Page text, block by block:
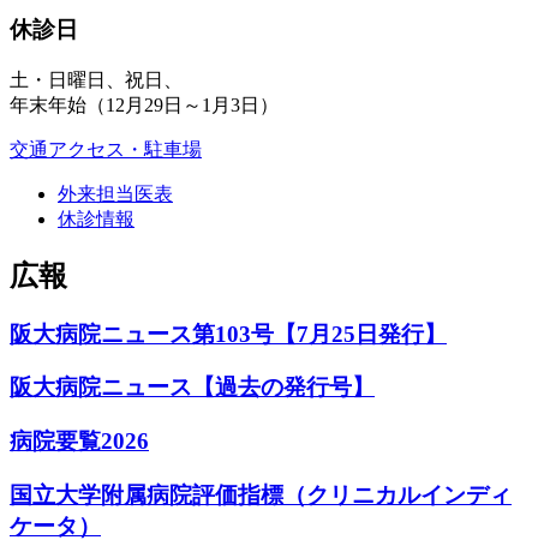
休診日
土・日曜日、祝日、
年末年始（12月29日～1月3日）
交通アクセス・駐車場
外来担当医表
休診情報
広報
阪大病院ニュース第103号【7月25日発行】
阪大病院ニュース【過去の発行号】
病院要覧2026
国立大学附属病院評価指標（クリニカルインディ
ケータ）